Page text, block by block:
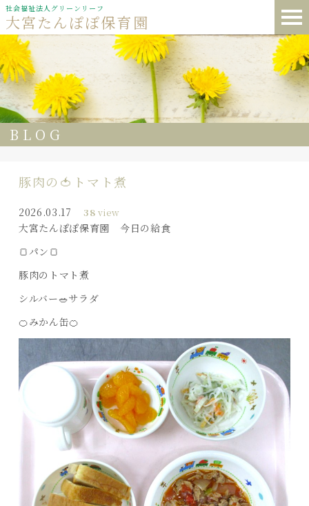
社会福祉法人グリーンリーフ
大宮たんぽぽ保育園
BLOG
豚肉の🍅トマト煮
2026.03.17 38 view
大宮たんぽぽ保育園 今日の給食
🍞パン🍞
豚肉のトマト煮
シルバー🥗サラダ
🍊みかん缶🍊